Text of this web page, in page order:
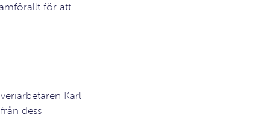
för att
Karl
dess